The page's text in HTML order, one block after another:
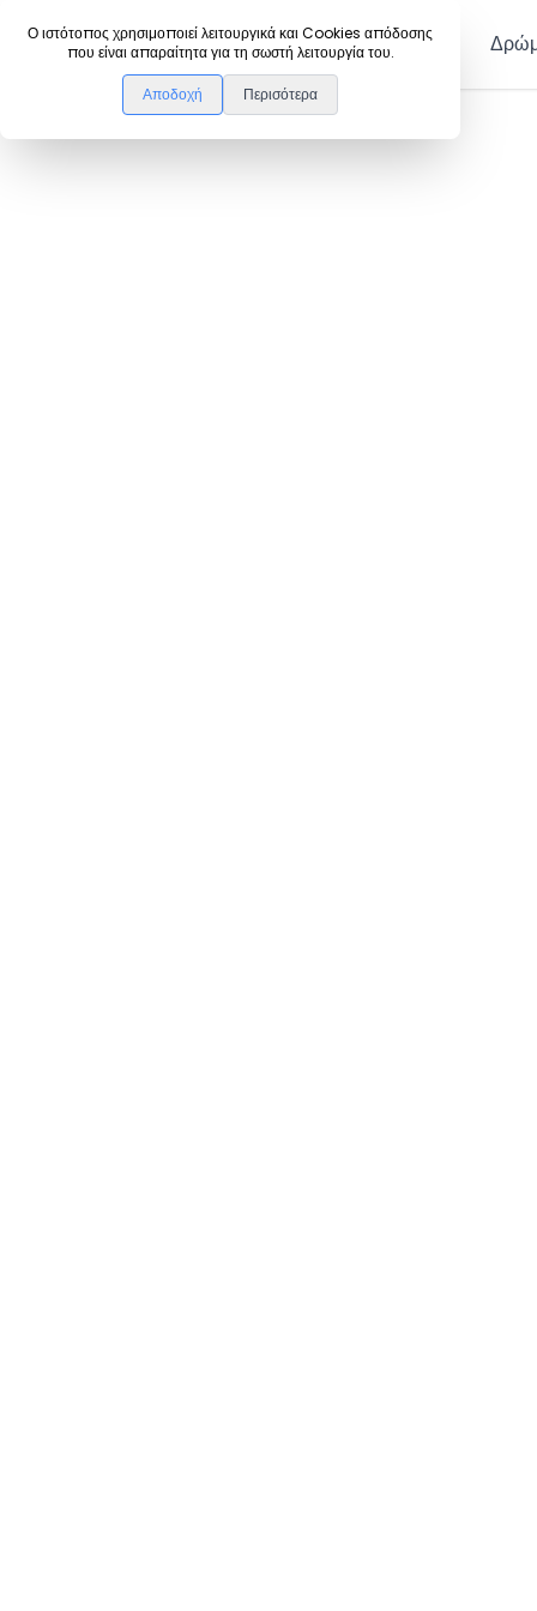
Ο ιστότοπος χρησιμοποιεί λειτουργικά και Cookies απόδοσης
που είναι απαραίτητα για τη σωστή λειτουργία του.
Αποδοχή Περισότερα
DanceLink Μέλη